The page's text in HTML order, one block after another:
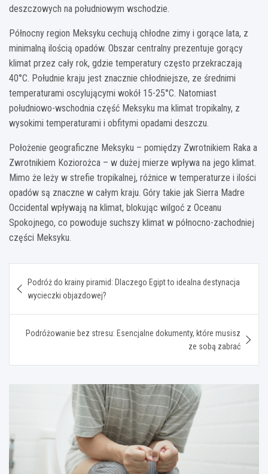
deszczowych na południowym wschodzie.
Północny region Meksyku cechują chłodne zimy i gorące lata, z
minimalną ilością opadów. Obszar centralny prezentuje gorący
klimat przez cały rok, gdzie temperatury często przekraczają
40°C. Południe kraju jest znacznie chłodniejsze, ze średnimi
temperaturami oscylującymi wokół 15-25°C. Natomiast
południowo-wschodnia część Meksyku ma klimat tropikalny, z
wysokimi temperaturami i obfitymi opadami deszczu.
Położenie geograficzne Meksyku – pomiędzy Zwrotnikiem Raka a
Zwrotnikiem Koziorożca – w dużej mierze wpływa na jego klimat.
Mimo że leży w strefie tropikalnej, różnice w temperaturze i ilości
opadów są znaczne w całym kraju. Góry takie jak Sierra Madre
Occidental wpływają na klimat, blokując wilgoć z Oceanu
Spokojnego, co powoduje suchszy klimat w północno-zachodniej
części Meksyku.
wpisu
Podróż do krainy piramid: Dlaczego Egipt to idealna destynacja
wycieczki objazdowej?
Podróżowanie bez stresu: Esencjalne dokumenty, które musisz
ze sobą zabrać